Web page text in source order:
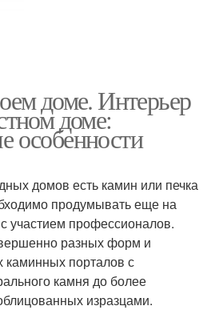
доме. Интерьер
доме:
особенности
домов есть камин или печка
продумывать еще на
участием профессионалов.
разных форм и
каминных порталов с
камня до более
изразцами.